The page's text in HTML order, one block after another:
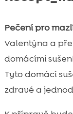
Pečení pro
Valentýna a
domácími
Tyto domácí
zdravé a